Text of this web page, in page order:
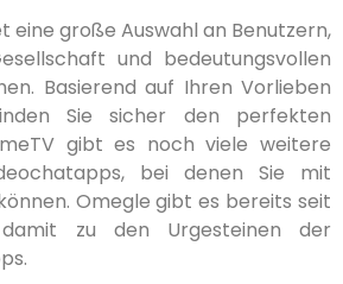
eine große Auswahl an Benutzern,
und bedeutungsvollen
Basierend auf Ihren Vorlieben
Sie sicher den perfekten
gibt es noch viele weitere
bei denen Sie mit
Omegle gibt es bereits seit
zu den Urgesteinen der